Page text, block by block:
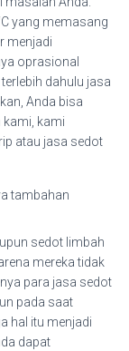
yang memasang
menjadi
oprasional
dahulu jasa
Anda bisa
kami, kami
atau jasa sedot
tambahan
sedot limbah
mereka tidak
para jasa sedot
pada saat
hal itu menjadi
dapat